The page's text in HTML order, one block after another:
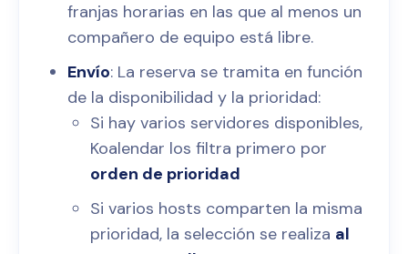
franjas horarias en las que al menos un
compañero de equipo está libre.
Envío: La reserva se tramita en función
de la disponibilidad y la prioridad:
Si hay varios servidores disponibles,
Koalendar los filtra primero por
orden de prioridad
Si varios hosts comparten la misma
prioridad, la selección se realiza al